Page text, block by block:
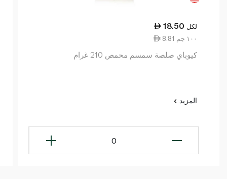
18.50 لكل
8.81 ١٠٠ جم
كيوباي صلصة سمسم محمص 210 غرام
المزيد
0